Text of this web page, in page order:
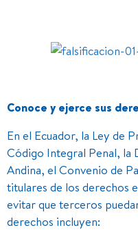
Conoce y ejerce sus
En el Ecuador, la Ley de
Código Integral Penal, la
Andina, el Convenio de
titulares de los derechos
evitar que terceros
derechos incluyen: